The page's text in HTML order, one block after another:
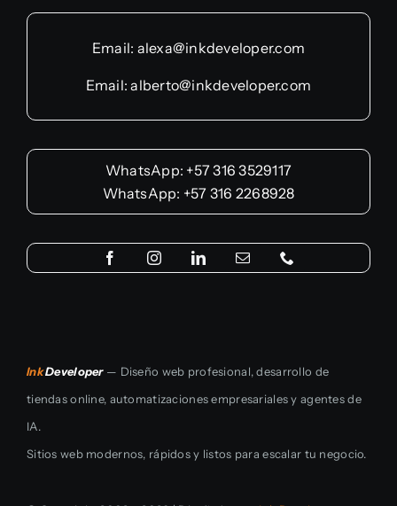
Email: alexa@inkdeveloper.com
Email:alberto@inkdeveloper.com
WhatsApp: +57 316 3529117
WhatsApp: +57 316 2268928
InkDeveloper— Diseño web profesional, desarrollo de
tiendas online, automatizaciones empresariales y agentes de
IA.
Sitios web modernos, rápidos y listos para escalar tu negocio.